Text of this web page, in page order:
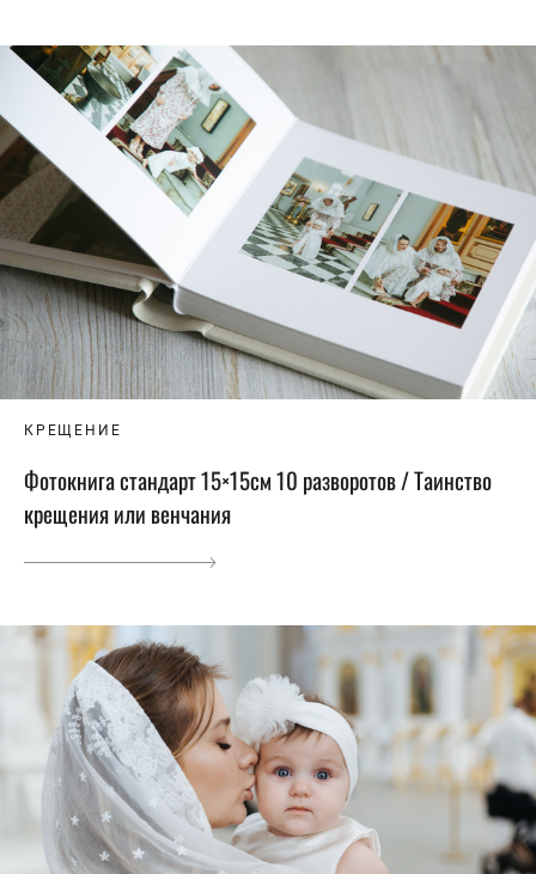
КРЕЩЕНИЕ
Фотокнига стандарт 15×15см 10 разворотов / Таинство
крещения или венчания